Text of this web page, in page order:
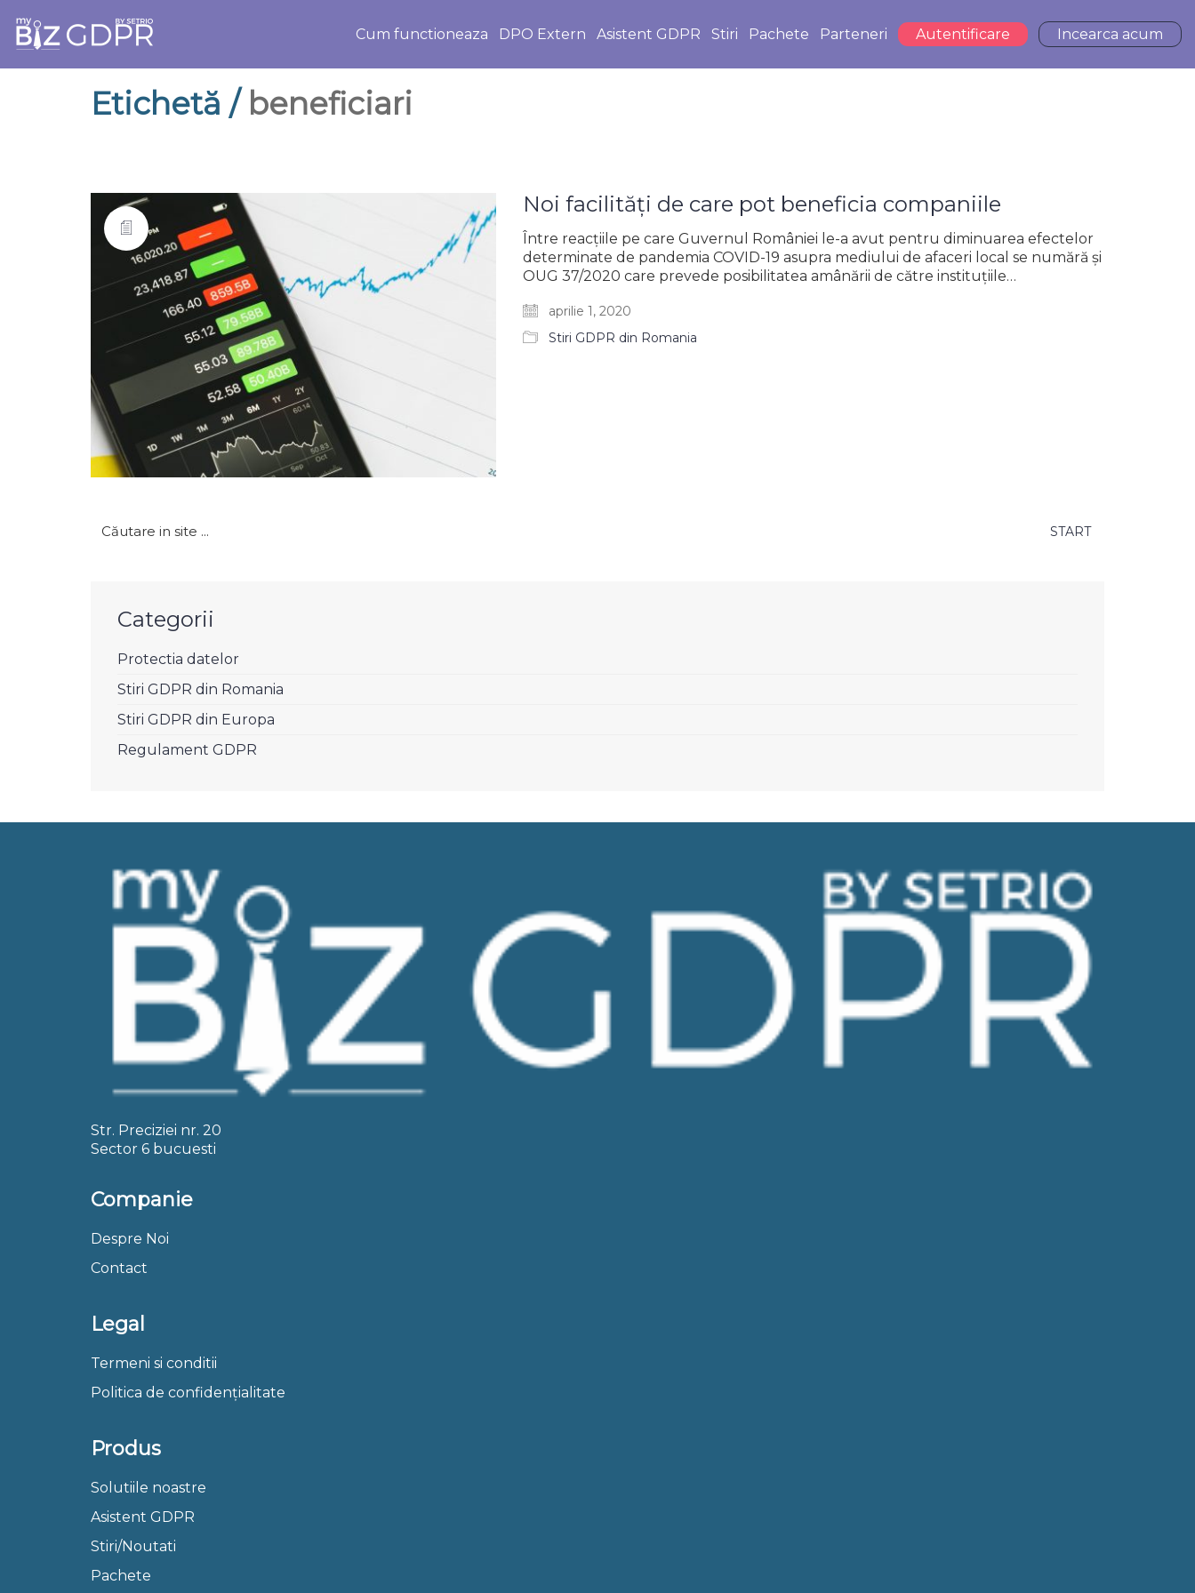
Cum functioneaza DPO Extern Asistent GDPR Stiri Pachete Parteneri Autentificare Incearca acum
Etichetă / beneficiari
Noi facilități de care pot beneficia companiile
Între reacțiile pe care Guvernul României le-a avut pentru diminuarea efectelor
determinate de pandemia COVID-19 asupra mediului de afaceri local se numără și
OUG 37/2020 care prevede posibilitatea amânării de către instituțiile…
aprilie 1, 2020
Stiri GDPR din Romania
după:
Categorii
Protectia datelor
Stiri GDPR din Romania
Stiri GDPR din Europa
Regulament GDPR
Str. Preciziei nr. 20
Sector 6 bucuesti
Companie
Despre Noi
Contact
Legal
Termeni si conditii
Politica de confidențialitate
Produs
Solutiile noastre
Asistent GDPR
Stiri/Noutati
Pachete